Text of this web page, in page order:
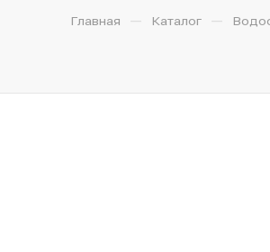
Главная — Каталог —